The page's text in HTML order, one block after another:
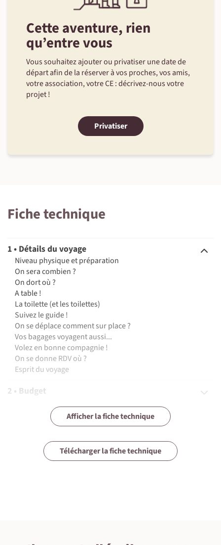
Cette aventure, rien
qu’entre vous
Vous souhaitez ajouter ou privatiser une date de
départ afin de la réserver à vos proches, vos amis,
votre association, votre CE : décrivez-nous votre
projet !
Privatiser
Fiche technique
1 • Détails du voyage
Niveau physique et préparation
On sera combien ?
On dort où ?
A table !
La toilette (et les toilettes)
Suivez le guide !
On se déplace comment sur place ?
Vos bagages voyagent aussi...
Volez en bonne compagnie !
On se donne RDV où ?
Esprit du voyage
2 • Budget
3 • Assurances
5 • Formalités et santé
Afficher la fiche technique
Télécharger la fiche technique